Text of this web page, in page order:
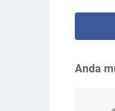
Anda